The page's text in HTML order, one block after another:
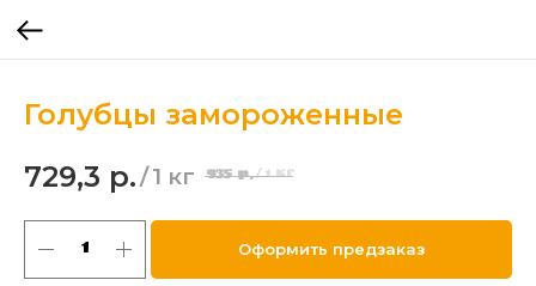
Голубцы замороженные
729,3 р./1 кг 935 р. / 1 кг
Оформить предзаказ